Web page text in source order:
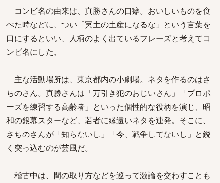
コンビ名の由来は、真勝さんの口癖。おいしいものを食
べた時などに、つい「冥土の土産になるな」という言葉を
口にするといい、人柄のよく出ているフレーズと考えてコ
ンビ名にした。
主な活動場所は、東京都内の小劇場。ネタを作るのはさ
ちのさん。真勝さんは「万引き犯のおじいさん」「プロポ
ーズを練習する高齢者」といった個性的な役柄を演じ、昭
和の銀幕スターなど、若者に縁遠いネタを連発。そこに、
さちのさんが「知らないし」「今、戦争してないし」と鋭
く突っ込むのが芸風だ。
稽古中は、間の取り方などを巡って激論を交わすことも